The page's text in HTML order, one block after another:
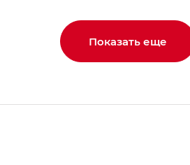
Показать еще